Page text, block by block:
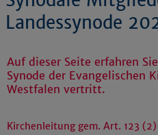
Landessynode
Auf dieser Seite erfahren
Synode der Evangelischen
Westfalen vertritt.
Kirchenleitung gem. Art. 123 (2)